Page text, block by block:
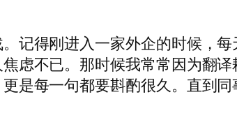
记得刚进入一家外企的时候，
虑不已。那时候我常常因为翻
是每一句都要斟酌很久。直到同